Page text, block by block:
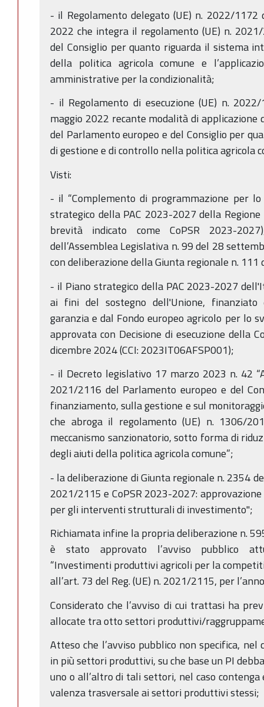
- il Regolamento delegato (UE) n. 2022/1172
2022 che integra il regolamento (UE) n.
del Consiglio per quanto riguarda il sistema
della politica agricola comune e
amministrative per la condizionalità;
- il Regolamento di esecuzione (UE) n.
maggio 2022 recante modalità di
del Parlamento europeo e del Consiglio per
di gestione e di controllo nella politica agricola
Visti:
- il “Complemento di programmazione per
strategico della PAC 2023-2027 della
brevità indicato come CoPSR 2023-
dell’Assemblea Legislativa n. 99 del 28
con deliberazione della Giunta regionale n.
- il Piano strategico della PAC 2023-2027
ai fini del sostegno dell'Unione, finanziato
garanzia e dal Fondo europeo agricolo per lo
approvata con Decisione di esecuzione della
dicembre 2024 (CCI: 2023IT06AFSP001);
- il Decreto legislativo 17 marzo 2023 n. 42
2021/2116 del Parlamento europeo e del
finanziamento, sulla gestione e sul
che abroga il regolamento (UE) n. 1306/
meccanismo sanzionatorio, sotto forma di
degli aiuti della politica agricola comune”;
- la deliberazione di Giunta regionale n. 2354
2021/2115 e CoPSR 2023-2027:
per gli interventi strutturali di investimento";
Richiamata infine la propria deliberazione n.
è stato approvato l’avviso pubblico
“Investimenti produttivi agricoli per la
all’art. 73 del Reg. (UE) n. 2021/2115, per
Considerato che l’avviso di cui trattasi ha
allocate tra otto settori produttivi/
Atteso che l’avviso pubblico non specifica,
in più settori produttivi, su che base un PI
uno o all’altro di tali settori, nel caso
valenza trasversale ai settori produttivi stessi;